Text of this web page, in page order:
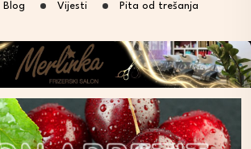
Blog Vijesti Pita od trešanja